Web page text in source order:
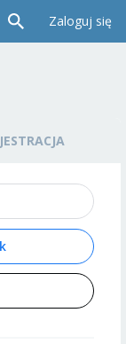
Zaloguj się